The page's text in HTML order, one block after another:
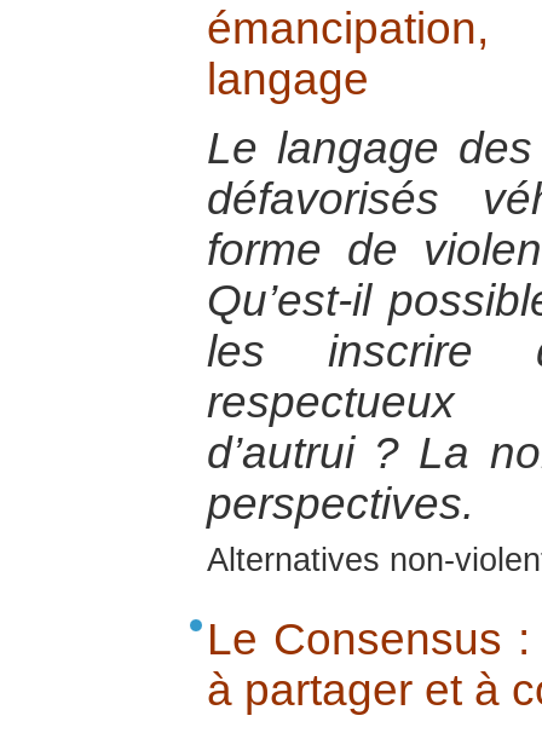
langage
Le langage
défavorisés
forme de
Qu’est-il
les inscrire
respectueux
d’autrui ? La
perspectives.
Alternatives non-
Le Consensus
à partager et à